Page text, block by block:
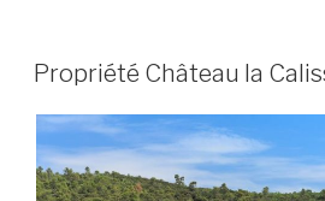
PUBLIÉ
LE
Propriété Château la